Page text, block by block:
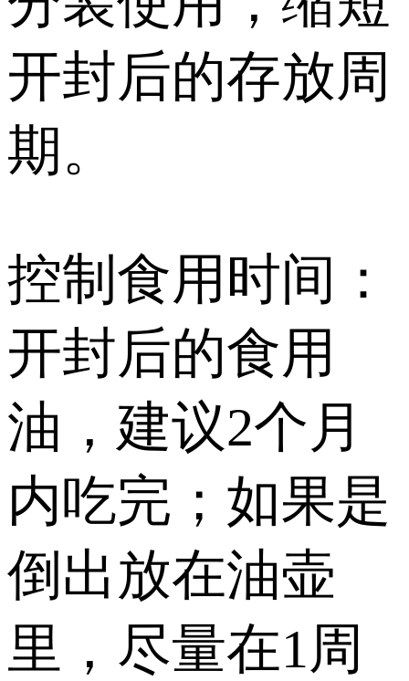
开封后的存放周
期。
控制食用时间：
开封后的食用
油，建议2个月
内吃完；如果是
倒出放在油壶
里，尽量在1周